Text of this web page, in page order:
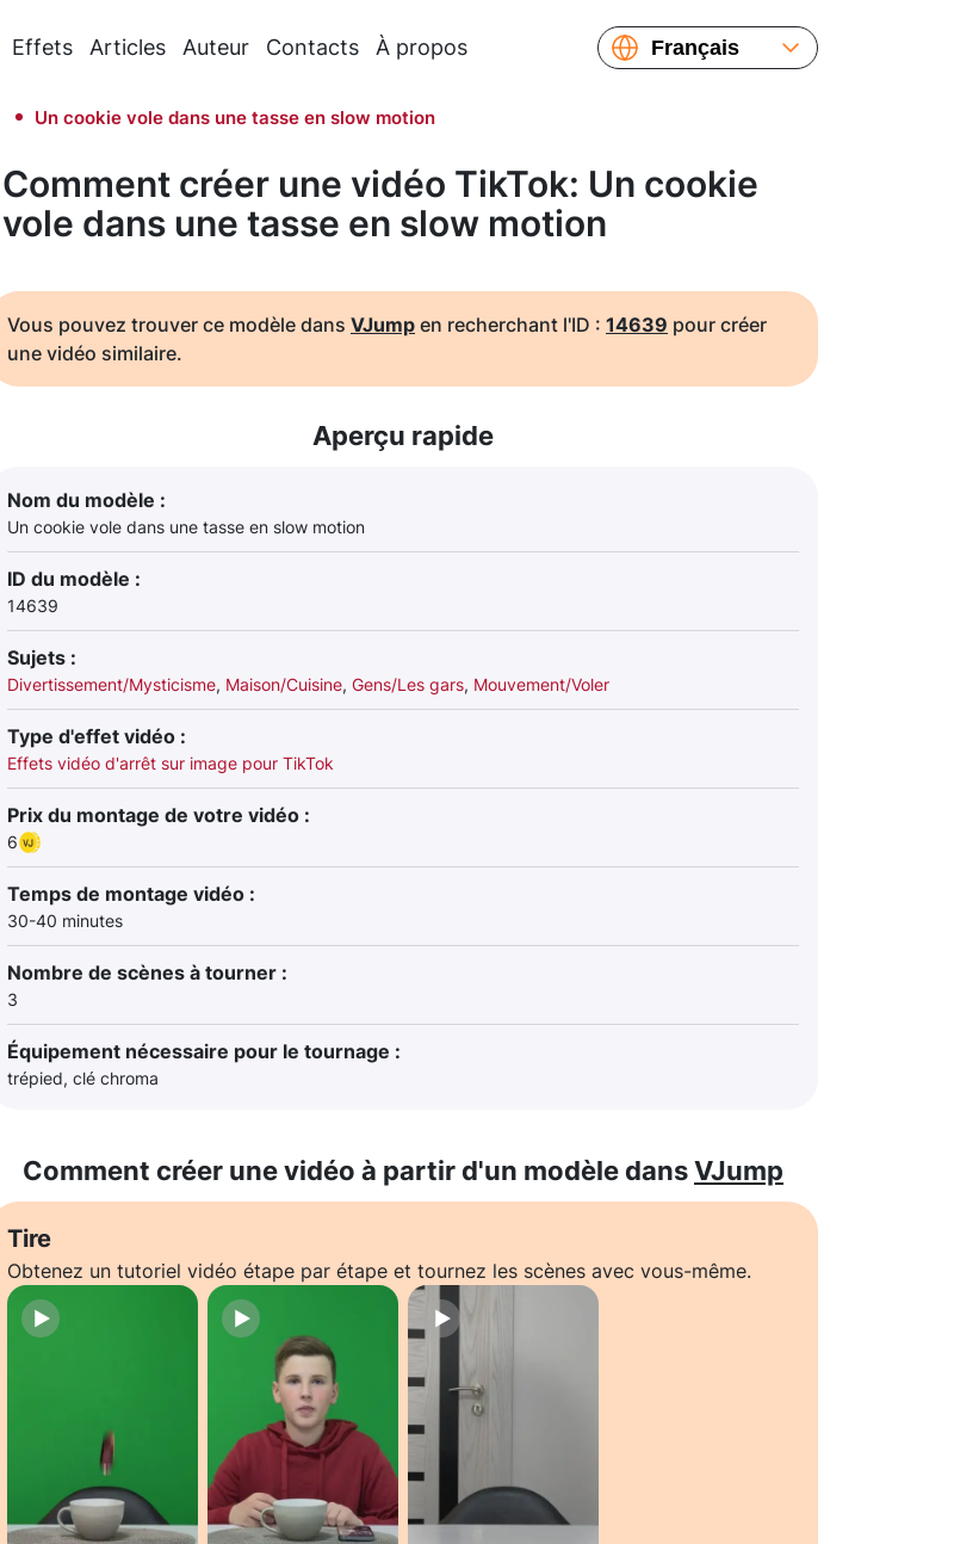
Effets Articles Auteur Contacts À propos
Français
Українська
Un cookie vole dans une tasse en slow motion
Comment créer une vidéo TikTok: Un cookie
vole dans une tasse en slow motion
Vous pouvez trouver ce modèle dans VJump en recherchant l'ID : 14639 pour créer
une vidéo similaire.
Aperçu rapide
Nom du modèle :
Un cookie vole dans une tasse en slow motion
ID du modèle :
14639
Sujets :
Divertissement/Mysticisme, Maison/Cuisine, Gens/Les gars, Mouvement/Voler
Type d'effet vidéo :
Effets vidéo d'arrêt sur image pour TikTok
Prix du montage de votre vidéo :
6
Temps de montage vidéo :
30-40 minutes
Nombre de scènes à tourner :
3
Équipement nécessaire pour le tournage :
trépied, clé chroma
Comment créer une vidéo à partir d'un modèle dansVJump
Tire
Obtenez un tutoriel vidéo étape par étape et tournez les scènes avec vous-même.